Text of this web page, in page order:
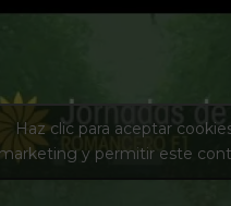
Haz clic para aceptar
marketing y permitir este